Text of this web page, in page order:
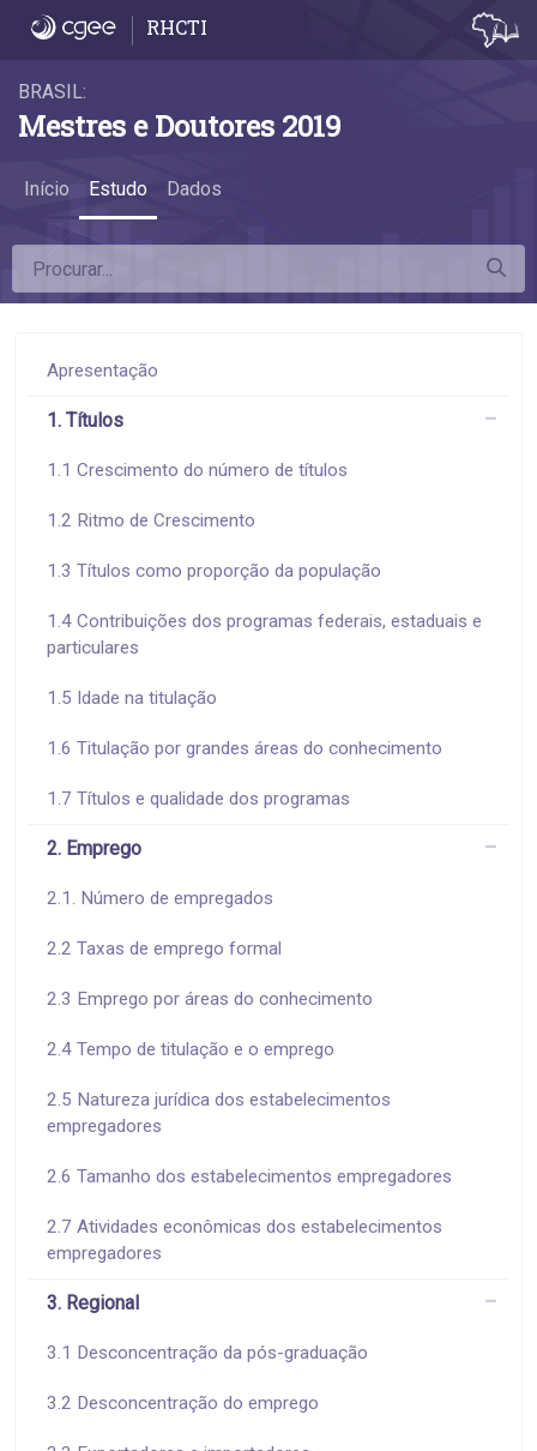
2.7 Atividades econômicas dos
RHCTI
BRASIL:
Mestres e Doutores 2019
Início Estudo Dados
Apresentação
1. Títulos
1.1 Crescimento do número de títulos
1.2 Ritmo de Crescimento
1.3 Títulos como proporção da população
1.4 Contribuições dos programas federais, estaduais e
particulares
1.5 Idade na titulação
1.6 Titulação por grandes áreas do conhecimento
1.7 Títulos e qualidade dos programas
2. Emprego
2.1. Número de empregados
2.2 Taxas de emprego formal
2.3 Emprego por áreas do conhecimento
2.4 Tempo de titulação e o emprego
2.5 Natureza jurídica dos estabelecimentos
empregadores
2.6 Tamanho dos estabelecimentos empregadores
2.7 Atividades econômicas dos estabelecimentos
empregadores
3. Regional
3.1 Desconcentração da pós-graduação
3.2 Desconcentração do emprego